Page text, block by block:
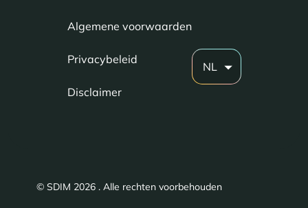
Algemene voorwaarden
Privacybeleid
Disclaimer
NL
© SDIM 2026 . Alle rechten voorbehouden